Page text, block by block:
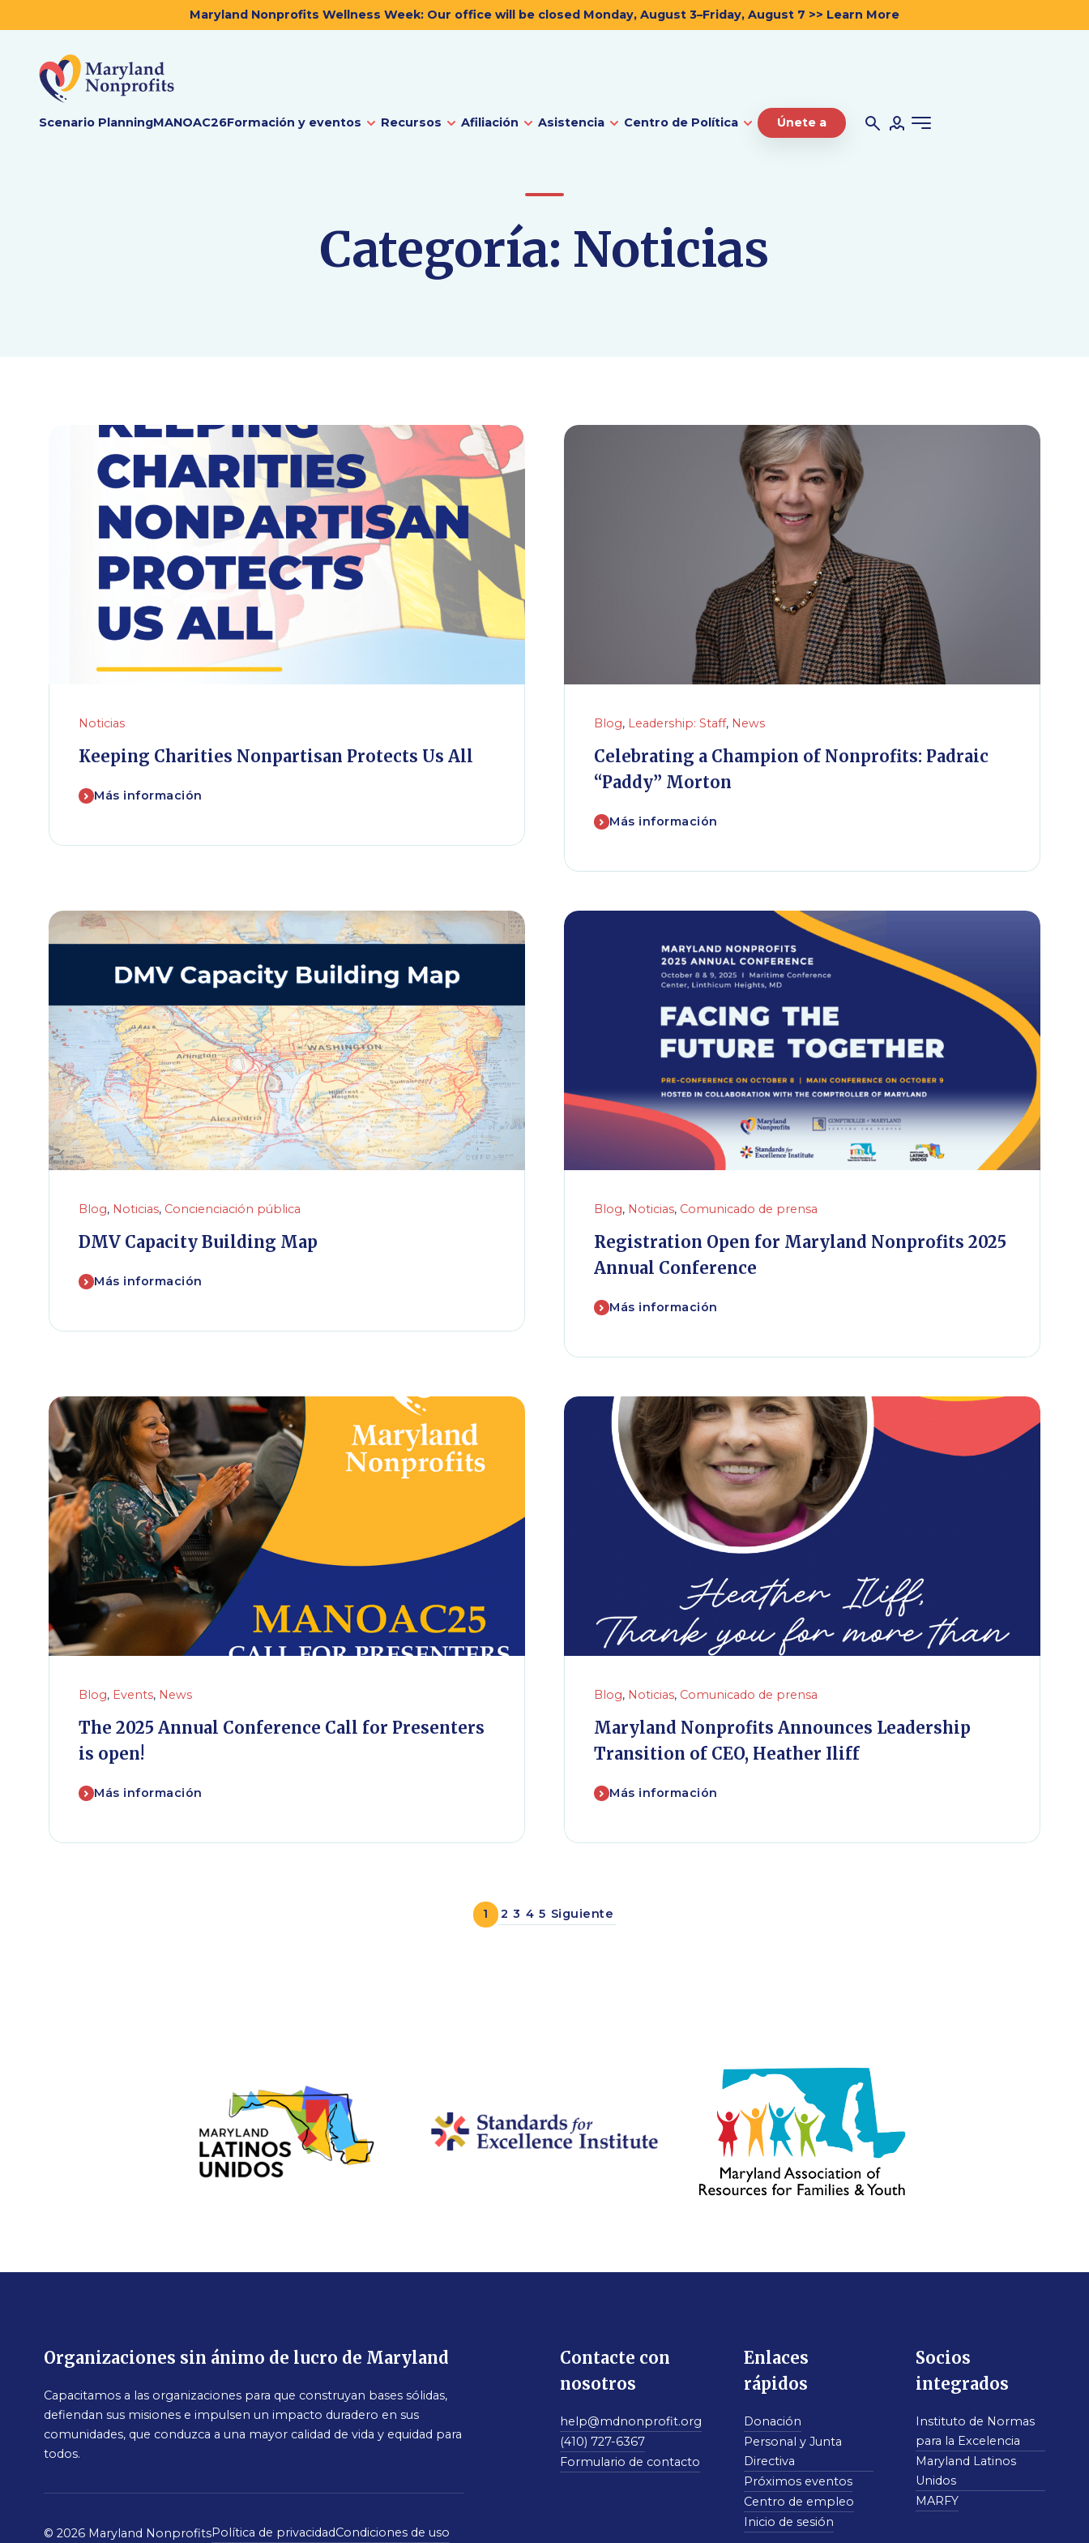
Maryland Nonprofits Wellness Week: Our office will be closed Monday, August 3–Friday, August 7 >> Learn More
Scenario PlanningMANOAC26Formación y eventos Recursos Afiliación Asistencia Centro de Política Únete a
Categoría: Noticias
Noticias
Keeping Charities Nonpartisan Protects Us All
Más información
Blog, Leadership: Staff, News
Celebrating a Champion of Nonprofits: Padraic
“Paddy” Morton
Más información
Blog, Noticias, Concienciación pública
DMV Capacity Building Map
Más información
Blog, Noticias, Comunicado de prensa
Registration Open for Maryland Nonprofits 2025
Annual Conference
Más información
Blog, Events, News
The 2025 Annual Conference Call for Presenters
is open!
Más información
Blog, Noticias, Comunicado de prensa
Maryland Nonprofits Announces Leadership
Transition of CEO, Heather Iliff
Más información
1 2 3 4 5 Siguiente
Organizaciones sin ánimo de lucro de Maryland
Capacitamos a las organizaciones para que construyan bases sólidas,
defiendan sus misiones e impulsen un impacto duradero en sus
comunidades, que conduzca a una mayor calidad de vida y equidad para
todos.
© 2026 Maryland NonprofitsPolítica de privacidadCondiciones de uso
Contacte con
nosotros
help@mdnonprofit.org
(410) 727-6367
Formulario de contacto
Enlaces
rápidos
Donación
Personal y Junta
Directiva
Próximos eventos
Centro de empleo
Inicio de sesión
Socios
integrados
Instituto de Normas
para la Excelencia
Maryland Latinos
Unidos
MARFY